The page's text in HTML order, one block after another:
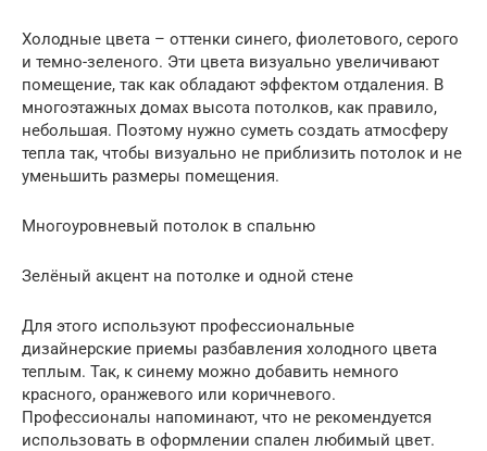
Холодные цвета – оттенки синего, фиолетового, серого
и темно-зеленого. Эти цвета визуально увеличивают
помещение, так как обладают эффектом отдаления. В
многоэтажных домах высота потолков, как правило,
небольшая. Поэтому нужно суметь создать атмосферу
тепла так, чтобы визуально не приблизить потолок и не
уменьшить размеры помещения.
Многоуровневый потолок в спальню
Зелёный акцент на потолке и одной стене
Для этого используют профессиональные
дизайнерские приемы разбавления холодного цвета
теплым. Так, к синему можно добавить немного
красного, оранжевого или коричневого.
Профессионалы напоминают, что не рекомендуется
использовать в оформлении спален любимый цвет.